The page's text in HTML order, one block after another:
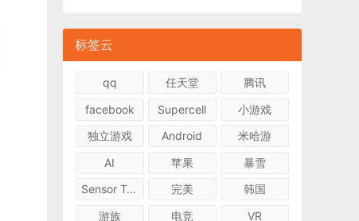
标签云
qq 任天堂
腾讯
facebook
Supercell
小游戏
独立游戏
Android
米哈游
AI
苹果
暴雪
Sensor Tower
完美
韩国
游族
电竞 VR